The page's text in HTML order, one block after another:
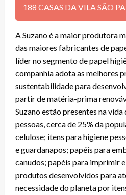
188 CASAS DA VILA SÃO
A Suzano é a maior produtora
das maiores fabricantes de
líder no segmento de papel
companhia adota as melhores
sustentabilidade para
partir de matéria-prima
Suzano estão presentes na
pessoas, cerca de 25% da
celulose; itens para higiene
e guardanapos; papéis para
canudos; papéis para imprimir
produtos desenvolvidos para
necessidade do planeta por